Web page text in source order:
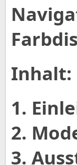
Inhalt:
1.
2.
3.